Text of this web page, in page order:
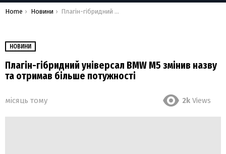
Menu
US
You are here:
Home Новини Плагін-гібридний універсал BMW M5 змінив назву та отримав більше потужності
НОВИНИ
Плагін-гібридний універсал BMW M5 змінив назву
та отримав більше потужності
місяць тому 2k Views